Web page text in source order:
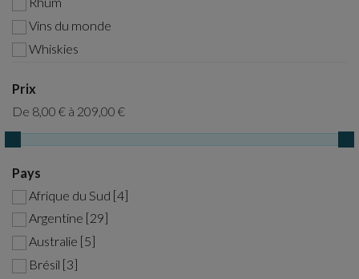
Vins du monde
Whiskies
Prix
De 8,00 € à 209,00 €
Pays
Afrique du Sud [4]
Argentine [29]
Australie [5]
Brésil [3]